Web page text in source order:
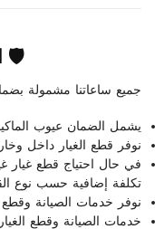
🛡
جميع ساعاتنا مشمولة
يشمل الضمان عيوب
نوفر قطع الغيار داخل
في حال احتياج قطع غيار
تكلفة إضافية حسب نوع
نوفر خدمات الصيانة وقطع
خدمات الصيانة وقطع